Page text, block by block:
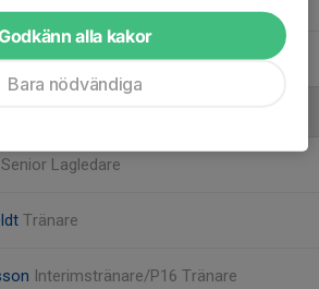
Senior Lagledare
Tränare
Interimstränare/P16 Tränare
alla kakor
Bara nödvändiga